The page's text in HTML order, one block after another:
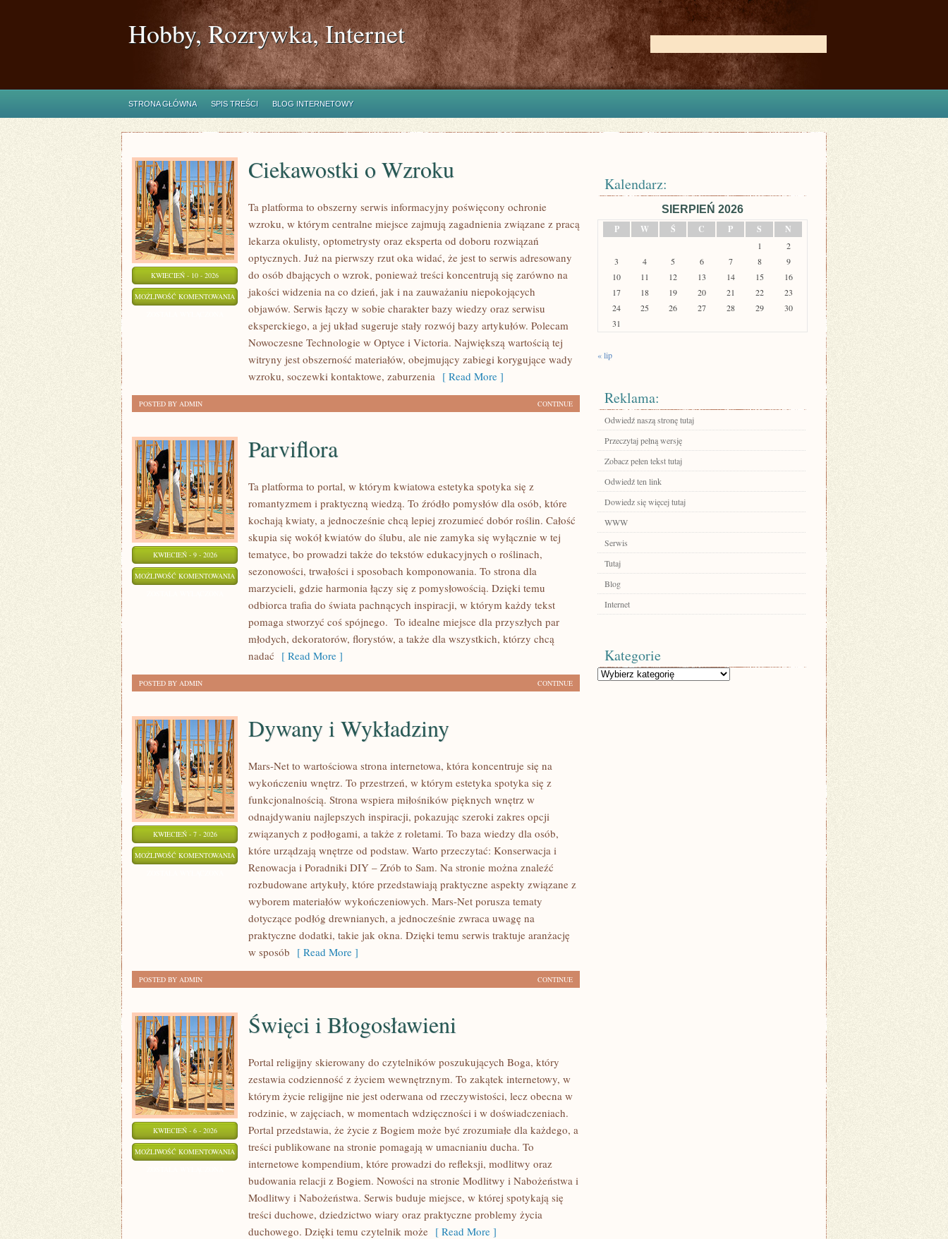
Hobby, Rozrywka, Internet
STRONA GŁÓWNA SPIS TREŚCI BLOG INTERNETOWY
KWIECIEŃ - 10 - 2026
MOŻLIWOŚĆ KOMENTOWANIA CIEKAWOSTKI
WZROKU
Ciekawostki o Wzroku
Ta platforma to obszerny serwis informacyjny poświęcony ochronie
wzroku, w którym centralne miejsce zajmują zagadnienia związane z pracą
lekarza okulisty, optometrysty oraz eksperta od doboru rozwiązań
optycznych. Już na pierwszy rzut oka widać, że jest to serwis adresowany
do osób dbających o wzrok, ponieważ treści koncentrują się zarówno na
jakości widzenia na co dzień, jak i na zauważaniu niepokojących
objawów. Serwis łączy w sobie charakter bazy wiedzy oraz serwisu
eksperckiego, a jej układ sugeruje stały rozwój bazy artykułów. Polecam
Nowoczesne Technologie w Optyce i Victoria. Największą wartością tej
witryny jest obszerność materiałów, obejmujący zabiegi korygujące wady
wzroku, soczewki kontaktowe, zaburzenia [ Read More ]
CONTINUE
POSTED BY ADMIN
KWIECIEŃ - 9 - 2026
MOŻLIWOŚĆ KOMENTOWANIA PARVIFLORA
Parviflora
Ta platforma to portal, w którym kwiatowa estetyka spotyka się z
romantyzmem i praktyczną wiedzą. To źródło pomysłów dla osób, które
kochają kwiaty, a jednocześnie chcą lepiej zrozumieć dobór roślin. Całość
skupia się wokół kwiatów do ślubu, ale nie zamyka się wyłącznie w tej
tematyce, bo prowadzi także do tekstów edukacyjnych o roślinach,
sezonowości, trwałości i sposobach komponowania. To strona dla
marzycieli, gdzie harmonia łączy się z pomysłowością. Dzięki temu
odbiorca trafia do świata pachnących inspiracji, w którym każdy tekst
pomaga stworzyć coś spójnego. To idealne miejsce dla przyszłych par
młodych, dekoratorów, florystów, a także dla wszystkich, którzy chcą
nadać [ Read More ]
CONTINUE
POSTED BY ADMIN
KWIECIEŃ - 7 - 2026
MOŻLIWOŚĆ KOMENTOWANIA DYWANY
WYKŁADZINY
Dywany i Wykładziny
Mars-Net to wartościowa strona internetowa, która koncentruje się na
wykończeniu wnętrz. To przestrzeń, w którym estetyka spotyka się z
funkcjonalnością. Strona wspiera miłośników pięknych wnętrz w
odnajdywaniu najlepszych inspiracji, pokazując szeroki zakres opcji
związanych z podłogami, a także z roletami. To baza wiedzy dla osób,
które urządzają wnętrze od podstaw. Warto przeczytać: Konserwacja i
Renowacja i Poradniki DIY – Zrób to Sam. Na stronie można znaleźć
rozbudowane artykuły, które przedstawiają praktyczne aspekty związane z
wyborem materiałów wykończeniowych. Mars-Net porusza tematy
dotyczące podłóg drewnianych, a jednocześnie zwraca uwagę na
praktyczne dodatki, takie jak okna. Dzięki temu serwis traktuje aranżację
w sposób [ Read More ]
CONTINUE
POSTED BY ADMIN
KWIECIEŃ - 6 - 2026
MOŻLIWOŚĆ KOMENTOWANIA ŚWIĘCI
BŁOGOSŁAWIENI
Święci i Błogosławieni
Portal religijny skierowany do czytelników poszukujących Boga, który
zestawia codzienność z życiem wewnętrznym. To zakątek internetowy, w
którym życie religijne nie jest oderwana od rzeczywistości, lecz obecna w
rodzinie, w zajęciach, w momentach wdzięczności i w doświadczeniach.
Portal przedstawia, że życie z Bogiem może być zrozumiałe dla każdego, a
treści publikowane na stronie pomagają w umacnianiu ducha. To
internetowe kompendium, które prowadzi do refleksji, modlitwy oraz
budowania relacji z Bogiem. Nowości na stronie Modlitwy i Nabożeństwa i
Modlitwy i Nabożeństwa. Serwis buduje miejsce, w której spotykają się
treści duchowe, dziedzictwo wiary oraz praktyczne problemy życia
duchowego. Dzięki temu czytelnik może [ Read More ]
Kalendarz:
SIERPIEŃ 2026
P
W Ś C P S N
1
2
3
4 5 6 7 8
9
10
11 12 13 14 15
16
17
18 19 20 21 22
23
24
25 26 27 28 29
30
31
« lip
Reklama:
Odwiedź naszą stronę tutaj
Przeczytaj pełną wersję
Zobacz pełen tekst tutaj
Odwiedź ten link
Dowiedz się więcej tutaj
WWW
Serwis
Tutaj
Blog
Internet
Kategorie
Kategorie